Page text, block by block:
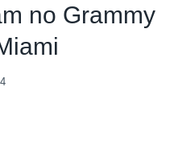
no Grammy